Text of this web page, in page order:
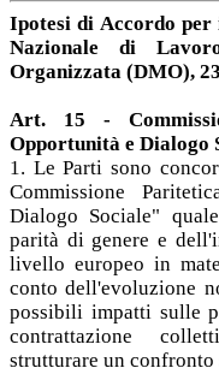
Ipotesi di Accordo
Nazionale di
Organizzata (DMO),
Art. 15 -
Opportunità e Dialogo
1. Le Parti sono
Commissione
Dialogo Sociale"
parità di genere e
livello europeo in
conto dell'evoluzione
possibili impatti sulle
contrattazione
strutturare un